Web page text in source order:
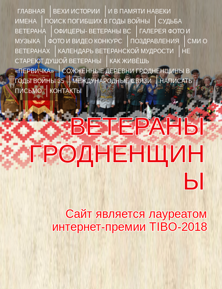
ГЛАВНАЯ ВЕХИ ИСТОРИИ
И В ПАМЯТИ НАВЕКИ
ИМЕНА
ПОИСК ПОГИБШИХ В ГОДЫ ВОЙНЫ
СУДЬБА
ВЕТЕРАНА
ОФИЦЕРЫ- ВЕТЕРАНЫ ВС
ГАЛЕРЕЯ ФОТО И
МУЗЫКА
ФОТО И ВИДЕО КОНКУРС ПОЗДРАВЛЕНИЯ
СМИ О
ВЕТЕРАНАХ
КАЛЕНДАРЬ ВЕТЕРАНСКОЙ МУДРОСТИ
НЕ
СТАРЕЮТ ДУШОЙ ВЕТЕРАНЫ
КАК ЖИВЁШЬ
«ПЕРВИЧКА»
СОЖЖЁННЫЕ ДЕРЕВНИ ГРОДНЕНЩИНЫ В
ГОДЫ ВОЙНЫ 35
МЕЖДУНАРОДНЫЕ СВЯЗИ
НАПИСАТЬ
ПИСЬМО
КОНТАКТЫ
ВЕТЕРАНЫ
ГРОДНЕНЩИН
Ы
Сайт является лауреатом
интернет-премии TIBO-2018